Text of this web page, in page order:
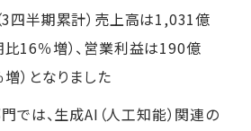
四半期累計）売上高は1,031億
16％増）、営業利益は190億
）となりました
は、生成AI（人工知能）関連の